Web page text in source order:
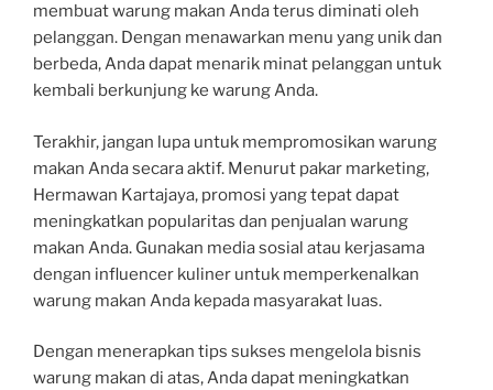
membuat warung makan Anda terus diminati oleh
pelanggan. Dengan menawarkan menu yang unik dan
berbeda, Anda dapat menarik minat pelanggan untuk
kembali berkunjung ke warung Anda.
Terakhir, jangan lupa untuk mempromosikan warung
makan Anda secara aktif. Menurut pakar marketing,
Hermawan Kartajaya, promosi yang tepat dapat
meningkatkan popularitas dan penjualan warung
makan Anda. Gunakan media sosial atau kerjasama
dengan influencer kuliner untuk memperkenalkan
warung makan Anda kepada masyarakat luas.
Dengan menerapkan tips sukses mengelola bisnis
warung makan di atas, Anda dapat meningkatkan